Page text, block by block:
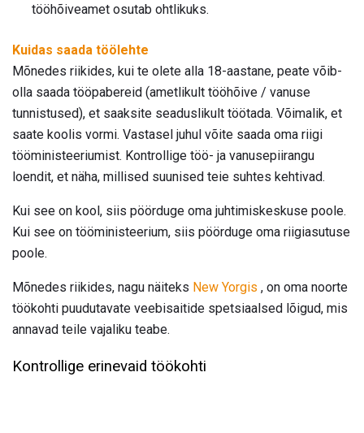
tööhõiveamet osutab ohtlikuks.
Kuidas saada töölehte
Mõnedes riikides, kui te olete alla 18-aastane, peate võib-
olla saada tööpabereid (ametlikult tööhõive / vanuse
tunnistused), et saaksite seaduslikult töötada. Võimalik, et
saate koolis vormi. Vastasel juhul võite saada oma riigi
tööministeeriumist. Kontrollige töö- ja vanusepiirangu
loendit, et näha, millised suunised teie suhtes kehtivad.
Kui see on kool, siis pöörduge oma juhtimiskeskuse poole.
Kui see on tööministeerium, siis pöörduge oma riigiasutuse
poole.
Mõnedes riikides, nagu näiteks New Yorgis , on oma noorte
töökohti puudutavate veebisaitide spetsiaalsed lõigud, mis
annavad teile vajaliku teabe.
Kontrollige erinevaid töökohti